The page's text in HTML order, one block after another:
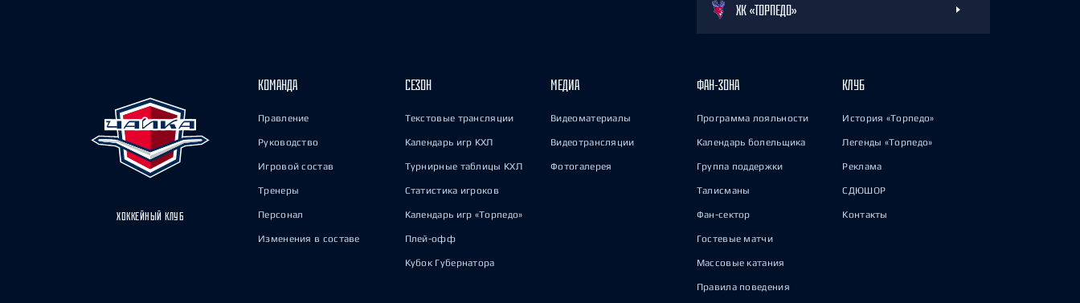
ХК «ТОРПЕДО»
ХОККЕЙНЫЙ КЛУБ
КОМАНДА
Правление
Руководство
Игровой состав
Тренеры
Персонал
Изменения в составе
СЕЗОН
Текстовые трансляции
Календарь игр КХЛ
Турнирные таблицы КХЛ
Статистика игроков
Календарь игр «Торпедо»
Плей-офф
Кубок Губернатора
МЕДИА
Видеоматериалы
Видеотрансляции
Фотогалерея
ФАН-ЗОНА
Программа лояльности
Календарь болельщика
Группа поддержки
Талисманы
Фан-сектор
Гостевые матчи
Массовые катания
Правила поведения
КЛУБ
История «Торпедо»
Легенды «Торпедо»
Реклама
СДЮШОР
Контакты